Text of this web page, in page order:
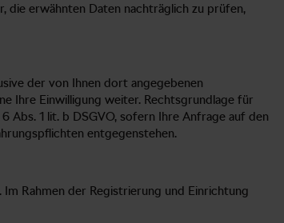
die erwähnten Daten nachträglich zu prüfen,
der von Ihnen dort angegebenen
Ihre Einwilligung weiter. Rechtsgrundlage für
1 lit. b DSGVO, sofern Ihre Anfrage auf den
entgegenstehen.
Rahmen der Registrierung und Einrichtung